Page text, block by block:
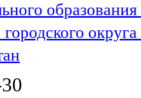
образования
городского